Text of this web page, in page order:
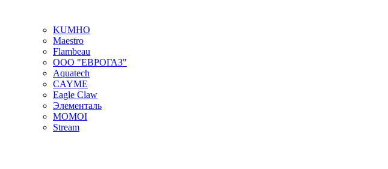
KUMHO
Maestro
Flambeau
ООО "ЕВРОГАЗ"
Aquatech
CAYME
Eagle Claw
Элементаль
MOMOI
Stream